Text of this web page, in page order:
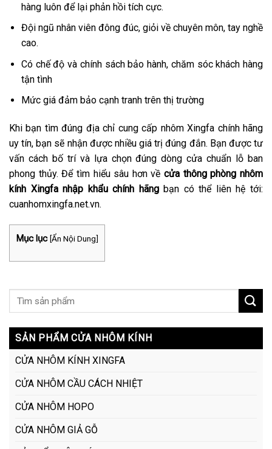
hàng luôn để lại phản hồi tích cực.
Đội ngũ nhân viên đông đúc, giỏi về chuyên môn, tay nghề
cao.
Có chế độ và chính sách bảo hành, chăm sóc khách hàng
tận tình
Mức giá đảm bảo cạnh tranh trên thị trường
Khi bạn tìm đúng địa chỉ cung cấp nhôm Xingfa chính hãng
uy tín, bạn sẽ nhận được nhiều giá trị đúng đắn. Bạn được tư
vấn cách bố trí và lựa chọn đúng dòng cửa chuẩn lỗ ban
phong thủy. Để tìm hiểu sâu hơn vềcửa thông phòng nhôm
kính Xingfa nhập khẩu chính hãng bạn có thể liên hệ tới:
cuanhomxingfa.net.vn.
Mục lục [Ẩn Nội Dung]
SẢN PHẨM CỬA NHÔM KÍNH
CỬA NHÔM KÍNH XINGFA
CỬA NHÔM CẦU CÁCH NHIỆT
CỬA NHÔM HOPO
CỬA NHÔM GIẢ GỖ